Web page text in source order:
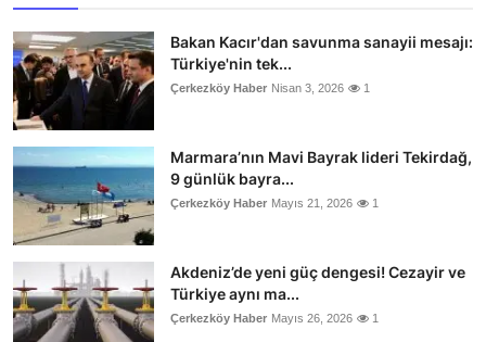
Bakan Kacır'dan savunma sanayii mesajı:
Türkiye'nin tek...
Çerkezköy Haber Nisan 3, 2026 1
Marmara’nın Mavi Bayrak lideri Tekirdağ,
9 günlük bayra...
Çerkezköy Haber Mayıs 21, 2026 1
Akdeniz’de yeni güç dengesi! Cezayir ve
Türkiye aynı ma...
Çerkezköy Haber Mayıs 26, 2026 1